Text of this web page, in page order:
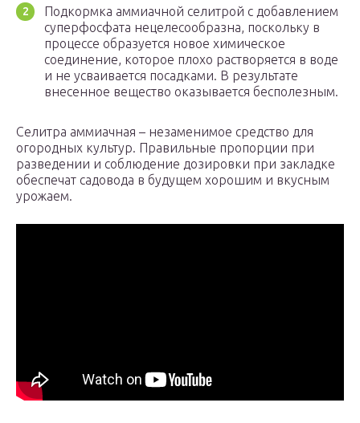
Подкормка аммиачной селитрой с добавлением
суперфосфата нецелесообразна, поскольку в
процессе образуется новое химическое
соединение, которое плохо растворяется в воде
и не усваивается посадками. В результате
внесенное вещество оказывается бесполезным.
Селитра аммиачная – незаменимое средство для
огородных культур. Правильные пропорции при
разведении и соблюдение дозировки при закладке
обеспечат садовода в будущем хорошим и вкусным
урожаем.